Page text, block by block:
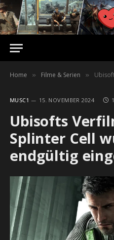
Home » Filme & Serien » Ubisofts
MUSC1 15. NOVEMBER 2024
Ubisofts
Splinter Cell
endgültig